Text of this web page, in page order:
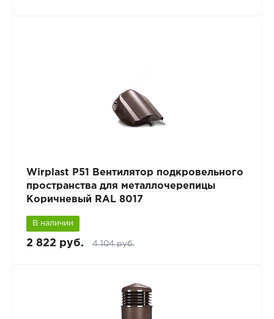
Wirplast P51 Вентилятор подкровельного
пространства для металлочерепицы
Коричневый RAL 8017
В наличии
2 822 руб. 4 104 руб.